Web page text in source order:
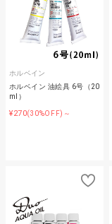
ホルベイン
ホルベイン 油絵具 6号（20
ml）
¥270(30%OFF)～